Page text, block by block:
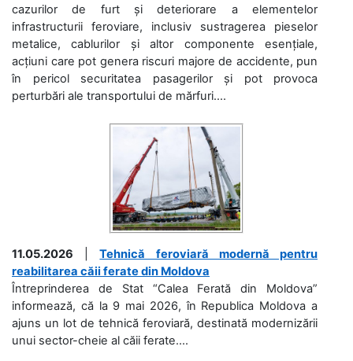
cazurilor de furt și deteriorare a elementelor
infrastructurii feroviare, inclusiv sustragerea pieselor
metalice, cablurilor și altor componente esențiale,
acțiuni care pot genera riscuri majore de accidente, pun
în pericol securitatea pasagerilor și pot provoca
perturbări ale transportului de mărfuri....
11.05.2026 |Tehnică feroviară modernă pentru
reabilitarea căii ferate din Moldova
Întreprinderea de Stat “Calea Ferată din Moldova”
informează, că la 9 mai 2026, în Republica Moldova a
ajuns un lot de tehnică feroviară, destinată modernizării
unui sector-cheie al căii ferate....